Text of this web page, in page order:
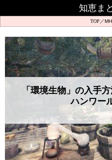
知恵ま
「環境生物」の入手
ハンワー